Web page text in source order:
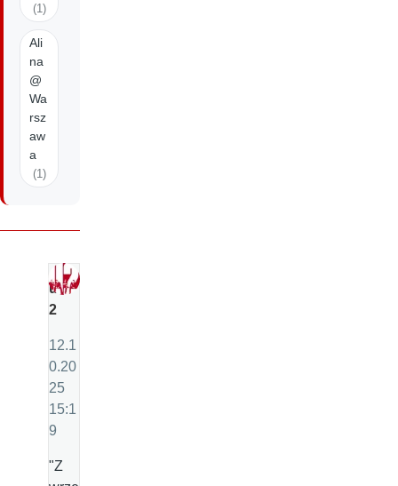
(1)
Ali
na
@
Wa
rsz
aw
a
(1)
u
2
12.1
0.20
25
15:1
9
"Z